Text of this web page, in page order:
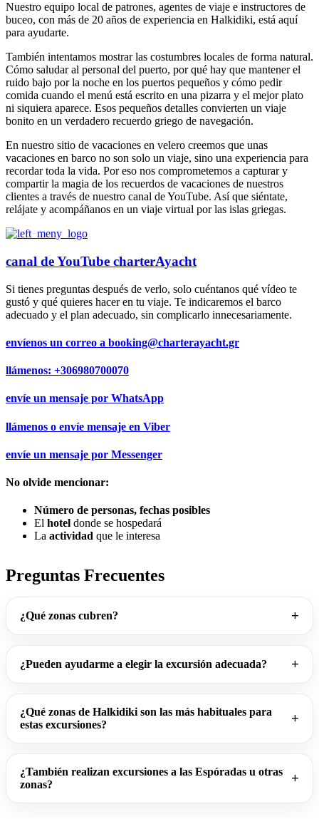
Nuestro equipo local de patrones, agentes de viaje e instructores de
buceo, con más de 20 años de experiencia en Halkidiki, está aquí
para ayudarte.
También intentamos mostrar las costumbres locales de forma natural.
Cómo saludar al personal del puerto, por qué hay que mantener el
ruido bajo por la noche en los puertos pequeños y cómo pedir
comida cuando el menú está escrito en una pizarra y el mejor plato
ni siquiera aparece. Esos pequeños detalles convierten un viaje
bonito en un verdadero recuerdo griego de navegación.
En nuestro sitio de vacaciones en velero creemos que unas
vacaciones en barco no son solo un viaje, sino una experiencia para
recordar toda la vida. Por eso nos comprometemos a capturar y
compartir la magia de los recuerdos de vacaciones de nuestros
clientes a través de nuestro canal de YouTube. Así que siéntate,
relájate y acompáñanos en un viaje virtual por las islas griegas.
canal de YouTube charterAyacht
Si tienes preguntas después de verlo, solo cuéntanos qué vídeo te
gustó y qué quieres hacer en tu viaje. Te indicaremos el barco
adecuado y el plan adecuado, sin complicarlo innecesariamente.
envíenos un correo a booking@charterayacht.gr
llámenos: +306980700070
envíe un mensaje por WhatsApp
llámenos o envíe mensaje en Viber
envíe un mensaje por Messenger
No olvide mencionar:
Número de personas, fechas posibles
El hotel donde se hospedará
La actividad que le interesa
Preguntas Frecuentes
¿Qué zonas cubren?
¿Pueden ayudarme a elegir la excursión adecuada?
¿Qué zonas de Halkidiki son las más habituales para
estas excursiones?
¿También realizan excursiones a las Espóradas u otras
zonas?